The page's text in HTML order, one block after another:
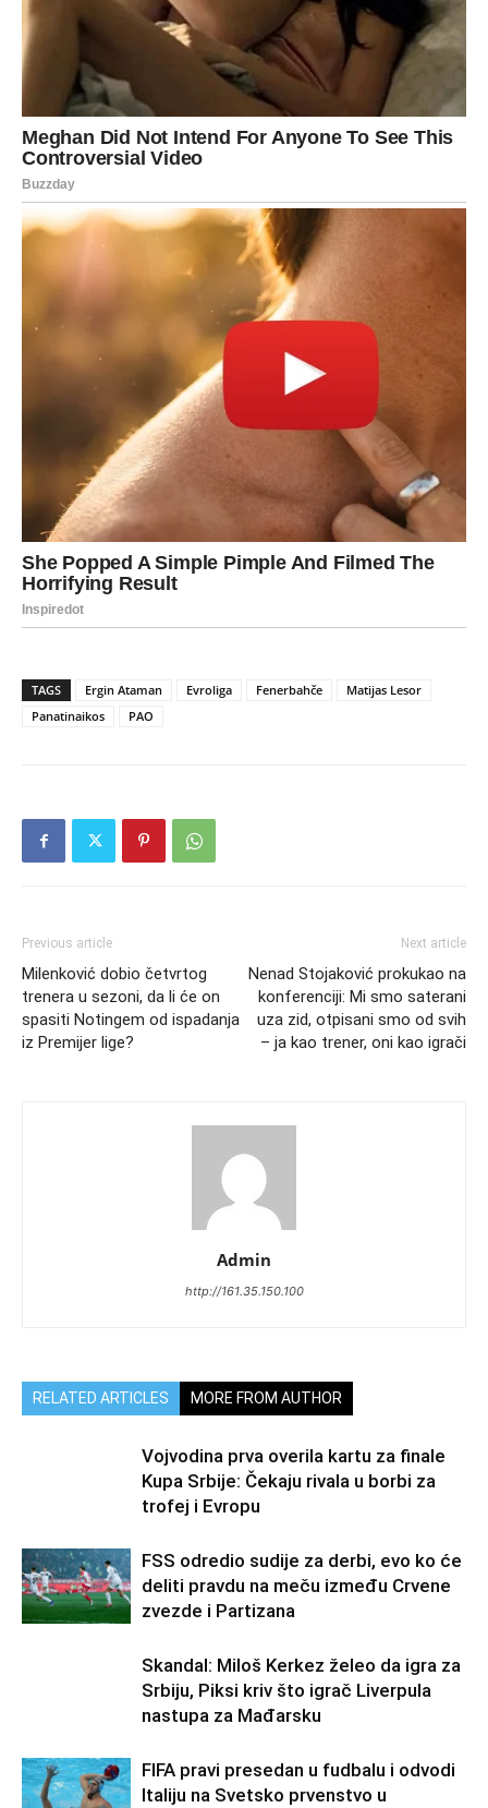
TAGS Ergin Ataman Evroliga Fenerbahče
Matijas Lesor
Panatinaikos
PAO
Previous article
Milenković dobio četvrtog
trenera u sezoni, da li će on
spasiti Notingem od ispadanja
iz Premijer lige?
Next article
Nenad Stojaković prokukao na
konferenciji: Mi smo saterani
uza zid, otpisani smo od svih
– ja kao trener, oni kao igrači
Admin
http://161.35.150.100
RELATED ARTICLES MORE FROM AUTHOR
Vojvodina prva overila kartu za finale
Kupa Srbije: Čekaju rivala u borbi za
trofej i Evropu
FSS odredio sudije za derbi, evo ko će
deliti pravdu na meču između Crvene
zvezde i Partizana
Skandal: Miloš Kerkez želeo da igra za
Srbiju, Piksi kriv što igrač Liverpula
nastupa za Mađarsku
FIFA pravi presedan u fudbalu i odvodi
Italiju na Svetsko prvenstvo u